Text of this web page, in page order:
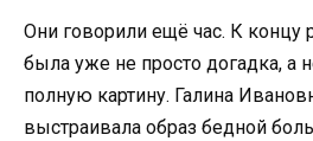
Они говорили ещё час. К концу
была уже не просто догадка, а
полную картину. Галина
выстраивала образ бедной